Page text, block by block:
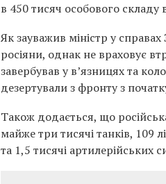
в 450 тисяч особового
Як зауважив міністр у
росіяни, однак не враховує
завербував у в’язницях та
дезертували з фронту з
Також додається, що
майже три тисячі танків, 109
та 1,5 тисячі артилерійських